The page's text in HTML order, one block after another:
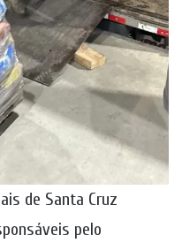
de Santa Cruz
pelo